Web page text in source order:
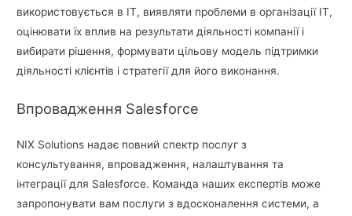
використовується в ІТ, виявляти проблеми в організації ІТ,
оцінювати їх вплив на результати діяльності компанії і
вибирати рішення, формувати цільову модель підтримки
діяльності клієнтів і стратегії для його виконання.
Впровадження Salesforce
NIX Solutions надає повний спектр послуг з
консультування, впровадження, налаштування та
інтеграції для Salesforce. Команда наших експертів може
запропонувати вам послуги з вдосконалення системи, а